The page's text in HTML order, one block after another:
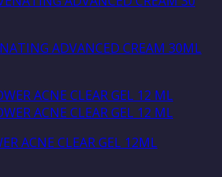
ADVANCED CREAM 30ML
ACNE CLEAR GEL 12ML